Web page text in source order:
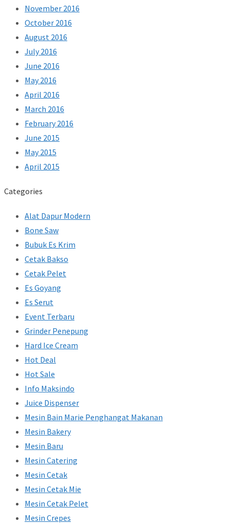
November 2016
October 2016
August 2016
July 2016
June 2016
May 2016
April 2016
March 2016
February 2016
June 2015
May 2015
April 2015
Categories
Alat Dapur Modern
Bone Saw
Bubuk Es Krim
Cetak Bakso
Cetak Pelet
Es Goyang
Es Serut
Event Terbaru
Grinder Penepung
Hard Ice Cream
Hot Deal
Hot Sale
Info Maksindo
Juice Dispenser
Mesin Bain Marie Penghangat Makanan
Mesin Bakery
Mesin Baru
Mesin Catering
Mesin Cetak
Mesin Cetak Mie
Mesin Cetak Pelet
Mesin Crepes